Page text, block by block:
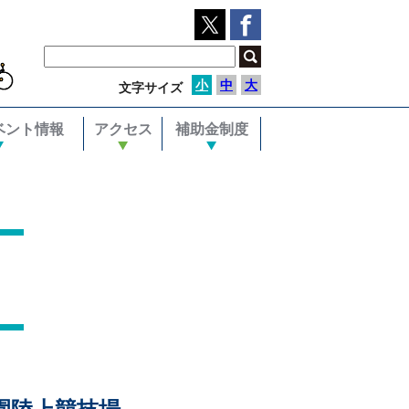
ント情報 アクセス 補助金制度
文字サイズ 小 中 大